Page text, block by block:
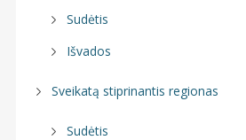
Sudėtis
Išvados
Sveikatą stiprinantis regionas
Sudėtis